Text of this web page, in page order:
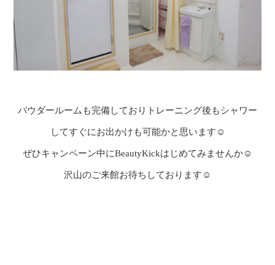
パウダールームも完備しておりトレーニング後もシャワー
してすぐにお出かけも可能かと思います☺
ぜひキャンペーン中にBeautyKickはじめてみませんか☺
沢山のご来館お待ちしております☺